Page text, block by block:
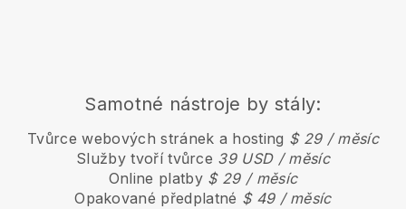
Samotné nástroje by stály:
Tvůrce webových stránek a hosting $ 29 / měsíc
Služby tvoří tvůrce 39 USD / měsíc
Online platby $ 29 / měsíc
Opakované předplatné $ 49 / měsíc